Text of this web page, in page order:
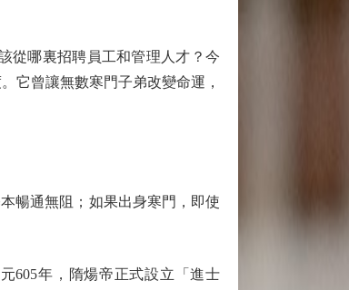
哪裏招聘員工和管理人才？今
它曾讓無數寒門子弟改變命運，
暢通無阻；如果出身寒門，即使
605年，隋煬帝正式設立「進士